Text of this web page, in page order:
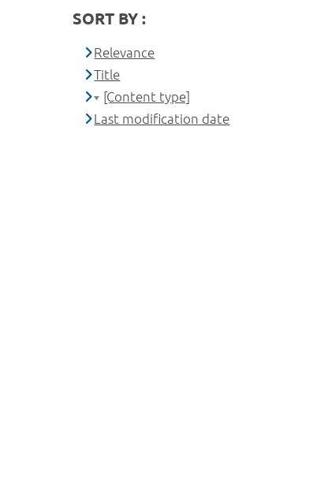
SORT BY :
Relevance
Title
[Content type]
Last modification date